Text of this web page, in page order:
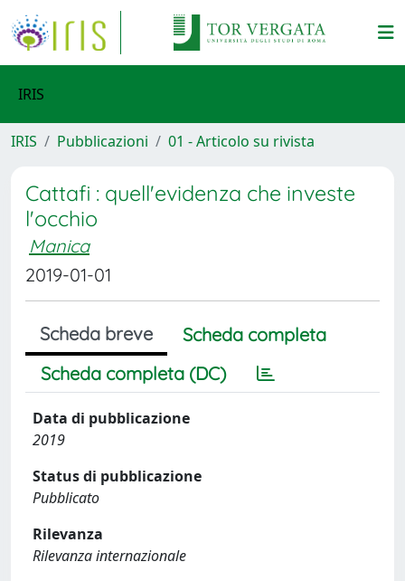
IRIS
IRIS Pubblicazioni 01 - Articolo su rivista
Cattafi : quell'evidenza che investe
l'occhio
Manica
2019-01-01
Scheda breve
Scheda completa
Scheda completa (DC)
Data di pubblicazione
2019
Status di pubblicazione
Pubblicato
Rilevanza
Rilevanza internazionale